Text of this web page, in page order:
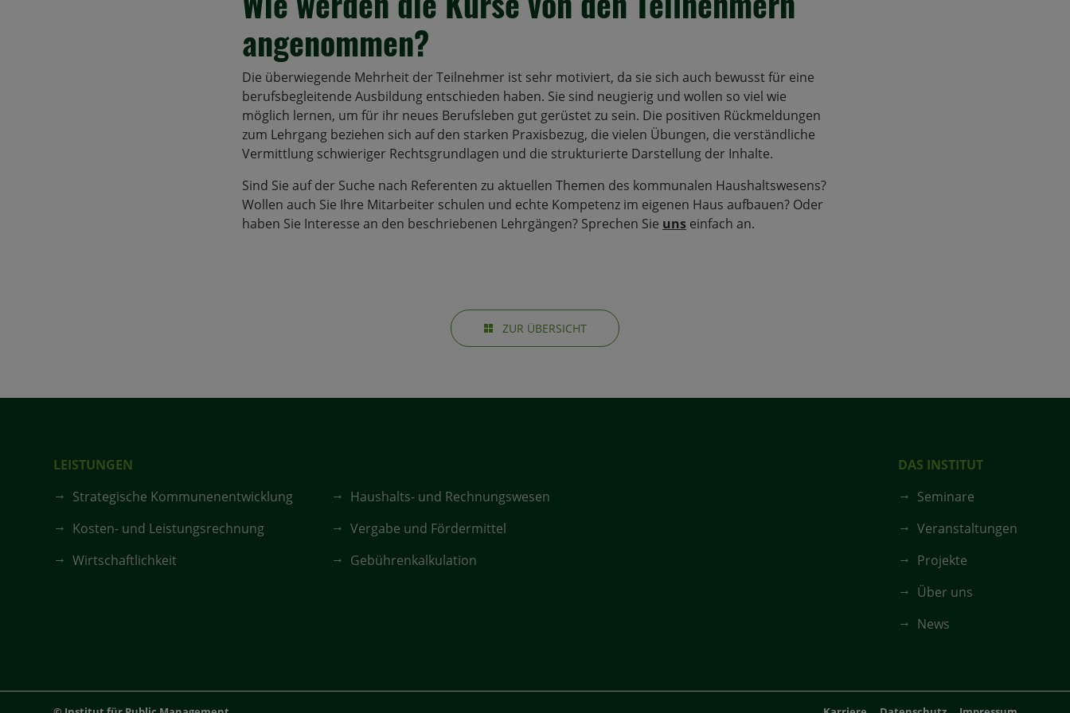
angenommen?
Die überwiegende Mehrheit der Teilnehmer ist sehr motiviert, da sie sich auch bewusst für eine
berufsbegleitende Ausbildung entschieden haben. Sie sind neugierig und wollen so viel wie
möglich lernen, um für ihr neues Berufsleben gut gerüstet zu sein. Die positiven Rückmeldungen
zum Lehrgang beziehen sich auf den starken Praxisbezug, die vielen Übungen, die verständliche
Vermittlung schwieriger Rechtsgrundlagen und die strukturierte Darstellung der Inhalte.
Sind Sie auf der Suche nach Referenten zu aktuellen Themen des kommunalen Haushaltswesens?
Wollen auch Sie Ihre Mitarbeiter schulen und echte Kompetenz im eigenen Haus aufbauen? Oder
haben Sie Interesse an den beschriebenen Lehrgängen? Sprechen Sie uns einfach an.
ZUR ÜBERSICHT
LEISTUNGEN
Strategische Kommunenentwicklung
Haushalts- und Rechnungswesen
Kosten- und Leistungsrechnung
Vergabe und Fördermittel
Wirtschaftlichkeit
Gebührenkalkulation
DAS INSTITUT
Seminare
Veranstaltungen
Projekte
Über uns
News